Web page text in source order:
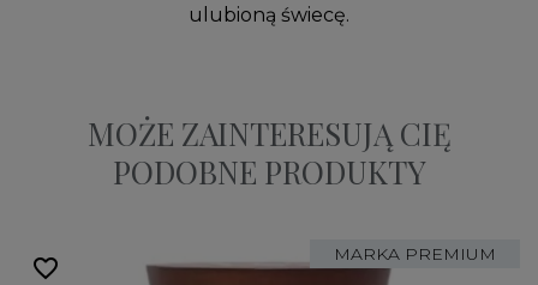
ulubioną świecę.
MOŻE ZAINTERESUJĄ CIĘ
PODOBNE PRODUKTY
MARKA PREMIUM
favorite_border